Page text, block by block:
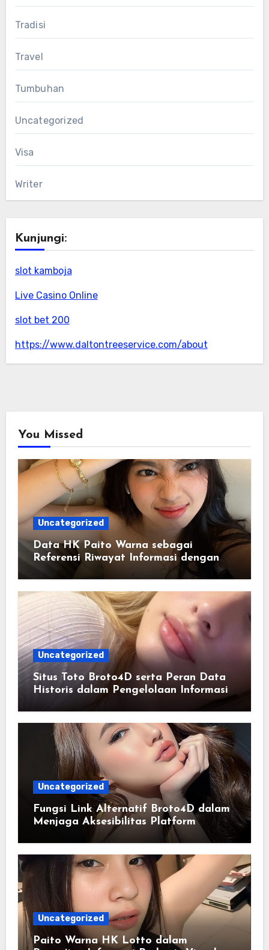
Tradisi
Travel
Tumbuhan
Uncategorized
Visa
Writer
Kunjungi:
slot kamboja
Live Casino Online
slot bet 200
https://www.daltontreeservice.com/about
You Missed
Uncategorized
Data HK Paito Warna sebagai
Referensi Riwayat Informasi dengan
Struktur yang Lebih Rapi
Uncategorized
Situs Toto Broto4D serta Peran Data
Historis dalam Pengelolaan Informasi
Uncategorized
Fungsi Link Alternatif Broto4D dalam
Menjaga Aksesibilitas Platform
Uncategorized
Paito Warna HK Lotto dalam